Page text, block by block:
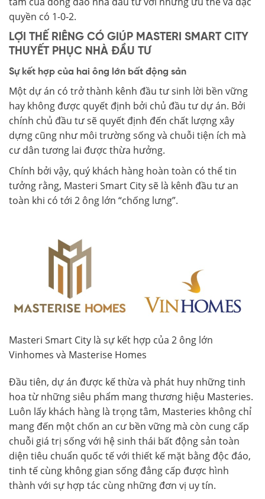
quyền có 1-0-2.
LỢI THẾ RIÊNG CÓ GIÚP MASTERI SMART CITY
THUYẾT PHỤC NHÀ ĐẦU TƯ
Sự kết hợp của hai ông lớn bất động sản
Một dự án có trở thành kênh đầu tư sinh lời bền vững
hay không được quyết định bởi chủ đầu tư dự án. Bởi
chính chủ đầu tư sẽ quyết định đến chất lượng xây
dựng cũng như môi trường sống và chuỗi tiện ích mà
cư dân tương lai được thừa hưởng.
Chính bởi vậy, quý khách hàng hoàn toàn có thể tin
tưởng rằng, Masteri Smart City sẽ là kênh đầu tư an
toàn khi có tới 2 ông lớn “chống lưng”.
Masteri Smart City là sự kết hợp của 2 ông lớn
Vinhomes và Masterise Homes
Đầu tiên, dự án được kế thừa và phát huy những tinh
hoa từ những siêu phẩm mang thương hiệu Masteries.
Luôn lấy khách hàng là trọng tâm, Masteries không chỉ
mang đến một chốn an cư bền vững mà còn cung cấp
chuỗi giá trị sống với hệ sinh thái bất động sản toàn
diện tiêu chuẩn quốc tế với thiết kế mặt bằng độc đáo,
tinh tế cùng không gian sống đẳng cấp được hình
thành với sự hợp tác cùng những đơn vị uy tín.